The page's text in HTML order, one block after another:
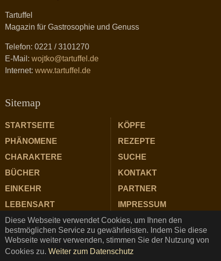
Diese Webseite verwendet Cookies, um Ihnen den
bestmöglichen Service zu gewährleisten. Indem Sie diese
Webseite weiter verwenden, stimmen Sie der Nutzung von
Cookies zu. Weiter zum Datenschutz
Tartuffel
Magazin für Gastrosophie und Genuss
Telefon: 0221 / 3101270
E-Mail: wojtko@tartuffel.de
Internet: www.tartuffel.de
Sitemap
STARTSEITE
PHÄNOMENE
CHARAKTERE
BÜCHER
EINKEHR
LEBENSART
ZUTATEN
KÖPFE
REZEPTE
SUCHE
KONTAKT
PARTNER
IMPRESSUM
DATENSCHUTZ